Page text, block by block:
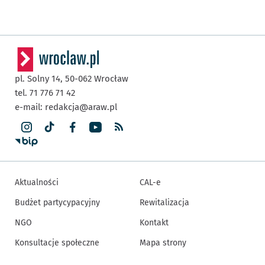
pl. Solny 14, 50-062 Wrocław
tel. 71 776 71 42
e-mail: redakcja@araw.pl
Aktualności
Budżet partycypacyjny
NGO
Konsultacje społeczne
CAL-e
Rewitalizacja
Kontakt
Mapa strony